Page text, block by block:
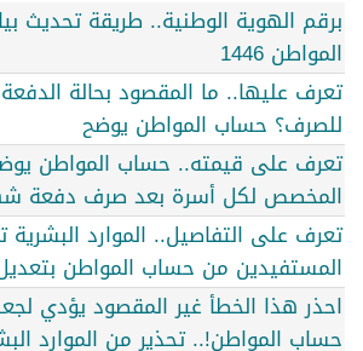
برقم الهوية الوطنية.. طريقة تحديث
المواطن 1446
تعرف عليها.. ما المقصود بحالة الدفعة
للصرف؟ حساب المواطن يوضح
تعرف على قيمته.. حساب المواطن
المخصص لكل أسرة بعد صرف دفعة
تعرف على التفاصيل.. الموارد البشرية
المستفيدين من حساب المواطن بتعديل
احذر هذا الخطأ غير المقصود يؤدي
حساب المواطن!.. تحذير من الموارد